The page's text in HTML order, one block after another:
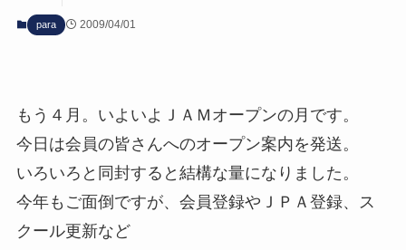
para 2009/04/01
もう４月。いよいよＪＡＭオープンの月です。
今日は会員の皆さんへのオープン案内を発送。
いろいろと同封すると結構な量になりました。
今年もご面倒ですが、会員登録やＪＰＡ登録、ス
クール更新など